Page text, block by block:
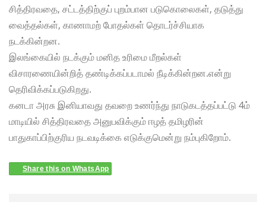
சித்திரவதை, சட்டத்திற்குப் புறம்பான படுகொலைகள், தடுத்து
வைத்தல்கள், காணாமற் போதல்கள் தொடர்ச்சியாக
நடக்கின்றன.
இலங்கையில் நடக்கும் மனித உரிமை மீறல்கள்
விசாரணையின்றித் தண்டிக்கப்படாமல் நீடிக்கின்றன.என்று
தெரிவிக்கப்படுகிறது.
கனடா அரசு இனியாவது தவறை உணர்ந்து நாடுகடத்தப்பட்டு 4ம்
மாடியில் சித்திரவதை அனுபவிக்கும் ஈழத் தமிழரின்
பாதுகாப்பிற்குரிய நடவடிக்கை எடுக்குமென்று நம்புகிறோம்.
Share this on WhatsApp